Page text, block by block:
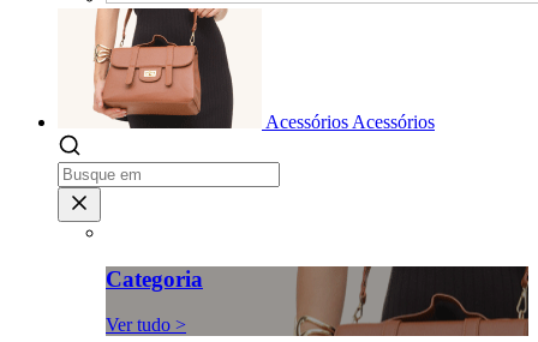
Acessórios Acessórios
Categoria
Ver tudo >